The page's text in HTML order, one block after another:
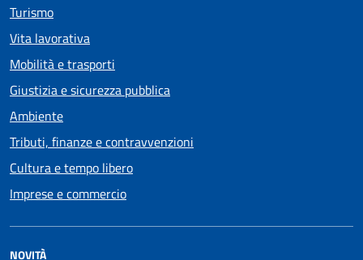
Turismo
Vita lavorativa
Mobilità e trasporti
Giustizia e sicurezza pubblica
Ambiente
Tributi, finanze e contravvenzioni
Cultura e tempo libero
Imprese e commercio
NOVITÀ